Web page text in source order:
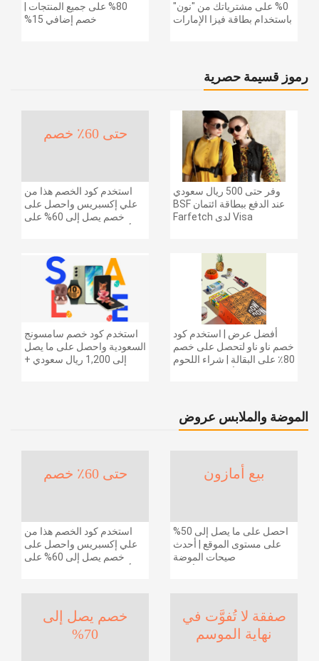
80% على جميع المنتجات |
خصم إضافي 15%
0% على مشترياتك من "نون"
باستخدام بطاقة فيزا الإمارات
رموز قسيمة حصرية
حتى 60٪ خصم
استخدم كود الخصم هذا من
علي إكسبريس واحصل على
خصم يصل إلى 60% على
بقيمة 155 دولارًا أمريكيًا على
الطلبات التي تزيد قيمتها عن
1425 ريالًا سعوديًا | شحن مج
وفر حتى 500 ريال سعودي
عند الدفع ببطاقة ائتمان BSF
Visa لدى Farfetch
استخدم كود خصم سامسونج
السعودية واحصل على ما يصل
إلى 1,200 ريال سعودي +
أفضل عرض | استخدم كود
خصم ناو ناو لتحصل على خصم
80٪ على البقالة | شراء اللحوم
الموضة والملابس عروض
حتى 60٪ خصم
استخدم كود الخصم هذا من
علي إكسبريس واحصل على
خصم يصل إلى 60% على
الطلبات التي تزيد قيمتها عن
1425 ريالًا سعوديًا | شحن مج
بيع أمازون
احصل على ما يصل إلى 50%
على مستوى الموقع | أحدث
صيحات الموضة
خصم يصل إلى
70%
صفقة لا تُفوَّت في
نهاية الموسم